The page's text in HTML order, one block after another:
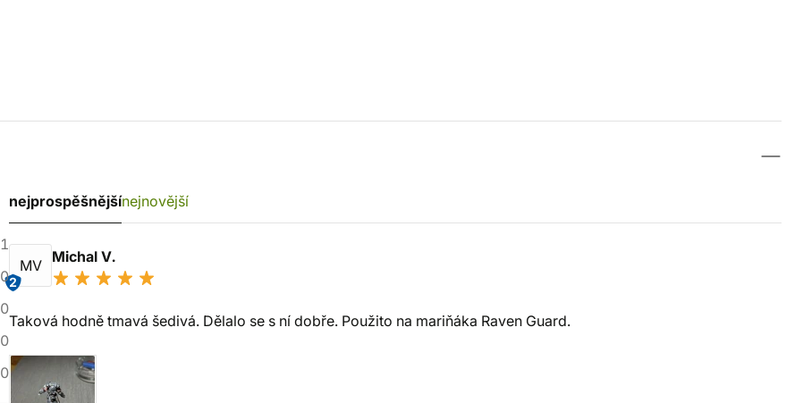
1
0
0
0
0
nejprospěšnějšínejnovější
MV
2
Michal V.
Taková hodně tmavá šedivá. Dělalo se s ní dobře. Použito na mariňáka Raven Guard.